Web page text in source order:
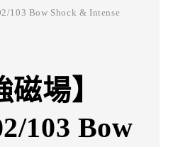
103 Bow Shock & Intense
場】
103 Bow